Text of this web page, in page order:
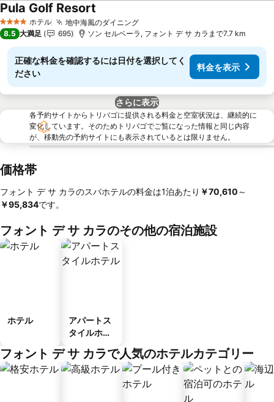
4 ホテルのランク
ホテル 地中海風のダイニング料金を表示
Pula Golf Resort
8.5 大満足 695 ソン セルベーラ, フォント デ サ カラまで7.7 km
正確な料金を確認するには日付を選択してく
ださい
料金を表示
さらに表示
各予約サイトからトリバゴに提供される料金と空室状況は、継続的に
変化しています。そのためトリバゴでご覧になった情報と同じ内容
が、移動先の予約サイトにも表示されているとは限りません。
価格帯
フォント デ サ カラのスパホテルの料金は1泊あたり ‎￥70,610 ～
￥95,834です。
フォント デ サ カラのその他の宿泊施設
ホテル
アパートス
タイルホテ
フォント デ サ カラで人気のホテルカテゴリー